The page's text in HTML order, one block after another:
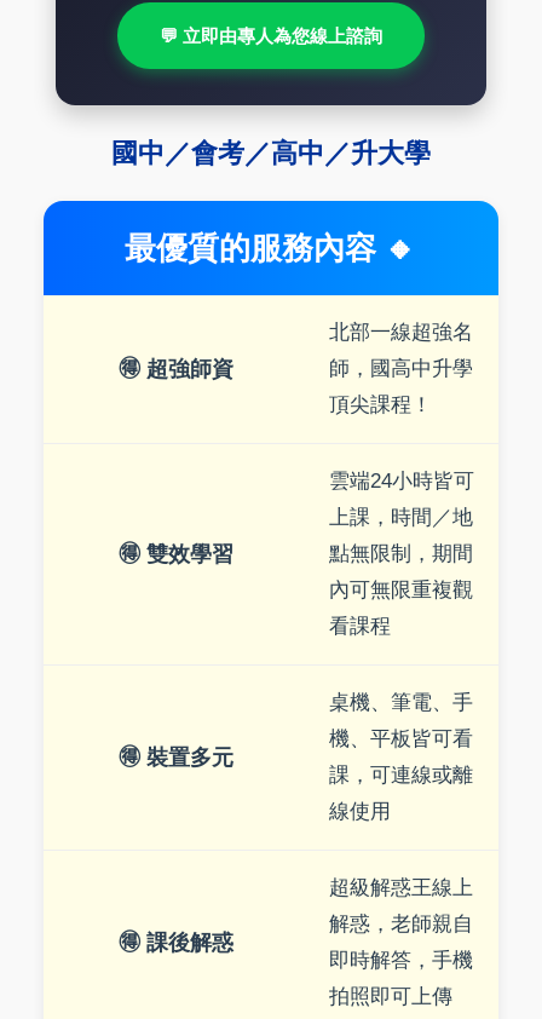
💬 立即由專人為您線上諮詢
國中／會考／高中／升大學
最優質的服務內容 🔸
🉐 超強師資
北部一線超強名
師，國高中升學
頂尖課程！
🉐 雙效學習
雲端24小時皆可
上課，時間／地
點無限制，期間
內可無限重複觀
看課程
🉐 裝置多元
桌機、筆電、手
機、平板皆可看
課，可連線或離
線使用
🉐 課後解惑
超級解惑王線上
解惑，老師親自
即時解答，手機
拍照即可上傳